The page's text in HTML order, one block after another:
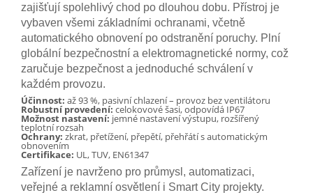
zajišťují spolehlivý chod po dlouhou dobu. Přístroj je
vybaven všemi základními ochranami, včetně
automatického obnovení po odstranění poruchy. Plní
globální bezpečnostní a elektromagnetické normy, což
zaručuje bezpečnost a jednoduché schválení v
každém provozu.
Účinnost: až 93 %, pasivní chlazení – provoz bez ventilátoru
Robustní provedení: celokovové šasi, odpovídá IP67
Možnost nastavení: jemné nastavení výstupu, rozšířený
teplotní rozsah
Ochrany: zkrat, přetížení, přepětí, přehřátí s automatickým
obnovením
Certifikace: UL, TUV, EN61347
Zařízení je navrženo pro průmysl, automatizaci,
veřejné a reklamní osvětlení i Smart City projekty.